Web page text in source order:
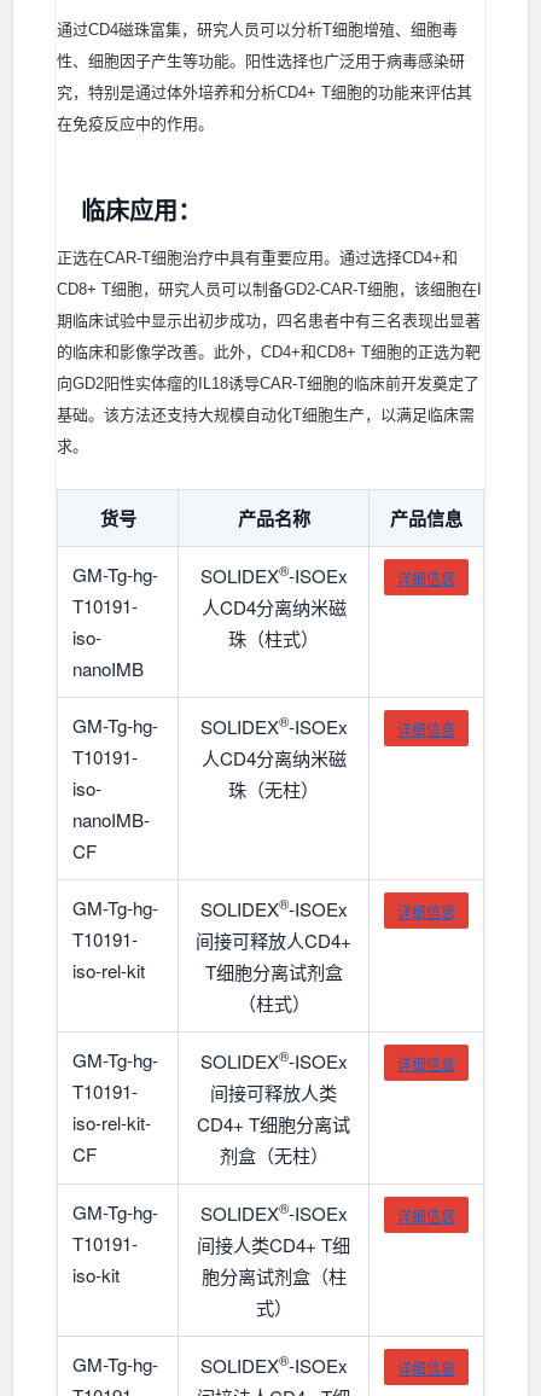
通过CD4磁珠富集，研究人员可以分析T细胞增殖、细胞毒
性、细胞因子产生等功能。阳性选择也广泛用于病毒感染研
究，特别是通过体外培养和分析CD4+ T细胞的功能来评估其
在免疫反应中的作用。
临床应用：
正选在CAR-T细胞治疗中具有重要应用。通过选择CD4+和
CD8+ T细胞，研究人员可以制备GD2-CAR-T细胞，该细胞在I
期临床试验中显示出初步成功，四名患者中有三名表现出显著
的临床和影像学改善。此外，CD4+和CD8+ T细胞的正选为靶
向GD2阳性实体瘤的IL18诱导CAR-T细胞的临床前开发奠定了
基础。该方法还支持大规模自动化T细胞生产，以满足临床需
求。
货号 产品名称 产品信息
GM-Tg-hg-
T10191-
iso-
nanoIMB
SOLIDEX®-ISOEx
人CD4分离纳米磁
珠（柱式）
详细信息
GM-Tg-hg-
T10191-
iso-
nanoIMB-
CF
SOLIDEX®-ISOEx
人CD4分离纳米磁
珠（无柱）
详细信息
GM-Tg-hg-
T10191-
iso-rel-kit
SOLIDEX®-ISOEx
间接可释放人CD4+
T细胞分离试剂盒
（柱式）
详细信息
GM-Tg-hg-
T10191-
iso-rel-kit-
CF
SOLIDEX®-ISOEx
间接可释放人类
CD4+ T细胞分离试
剂盒（无柱）
详细信息
GM-Tg-hg-
T10191-
iso-kit
SOLIDEX®-ISOEx
间接人类CD4+ T细
胞分离试剂盒（柱
式）
详细信息
GM-Tg-hg-
SOLIDEX®-ISOEx
详细信息